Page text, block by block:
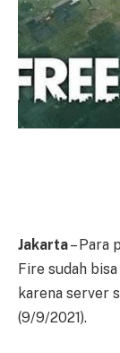
Jakarta– Para
Fire sudah
karena server
(9/9/2021).